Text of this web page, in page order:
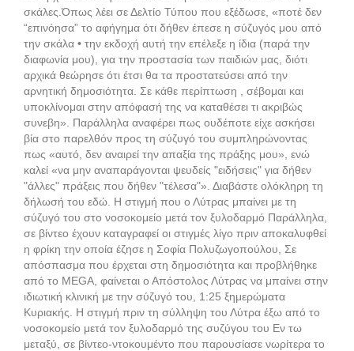
σκάλες.Όπως λέει σε Δελτίο Τύπου που εξέδωσε, «ποτέ δεν
“επινόησα” το αφήγημα ότι δήθεν έπεσε η σύζυγός μου από
την σκάλα • την εκδοχή αυτή την επέλεξε η ίδια (παρά την
διαφωνία μου), για την προστασία των παιδιών μας, διότι
αρχικά θεώρησε ότι έτσι θα τα προστατεύσει από την
αρνητική δημοσιότητα. Σε κάθε περίπτωση , σέβομαι και
υποκλίνομαι στην απόφασή της να καταθέσει τι ακριβώς
συνεβη». Παράλληλα αναφέρει πως ουδέποτε είχε ασκήσει
βία στο παρελθόν προς τη σύζυγό του συμπληρώνοντας
πως «αυτό, δεν αναιρεί την απαξία της πράξης μου», ενώ
καλεί «να μην αναπαράγονται ψευδείς "ειδήσεις" για δήθεν
"άλλες" πράξεις που δήθεν "τέλεσα"». Διαβάστε ολόκληρη τη
δήλωσή του εδώ. Η στιγμή που ο Λύτρας μπαίνει με τη
σύζυγό του στο νοσοκομείο μετά τον ξυλοδαρμό Παράλληλα,
σε βίντεο έχουν καταγραφεί οι στιγμές λίγο πριν αποκαλυφθεί
η φρίκη την οποία έζησε η Σοφία Πολυζωγοπούλου, Σε
απόσπασμα που έρχεται στη δημοσιότητα και προβλήθηκε
από το MEGA, φαίνεται ο Απόστολος Λύτρας να μπαίνει στην
ιδιωτική κλινική με την σύζυγό του, 1:25 ξημερώματα
Κυριακής. Η στιγμή πριν τη σύλληψη του Λύτρα έξω από το
νοσοκομείο μετά τον ξυλοδαρμό της συζύγου του Εν τω
μεταξύ, σε βίντεο-ντοκουμέντο που παρουσίασε νωρίτερα το